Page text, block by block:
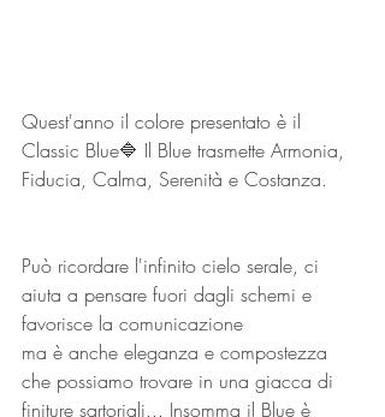
Quest'anno il colore presentato è il
Classic Blue🔷 Il Blue trasmette Armonia,
Fiducia, Calma, Serenità e Costanza.
Può ricordare l'infinito cielo serale, ci
aiuta a pensare fuori dagli schemi e
favorisce la comunicazione
ma è anche eleganza e compostezza
che possiamo trovare in una giacca di
finiture sartoriali... Insomma il Blue è